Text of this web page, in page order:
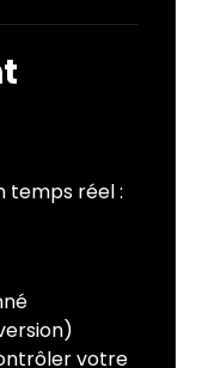
temps réel :
votre